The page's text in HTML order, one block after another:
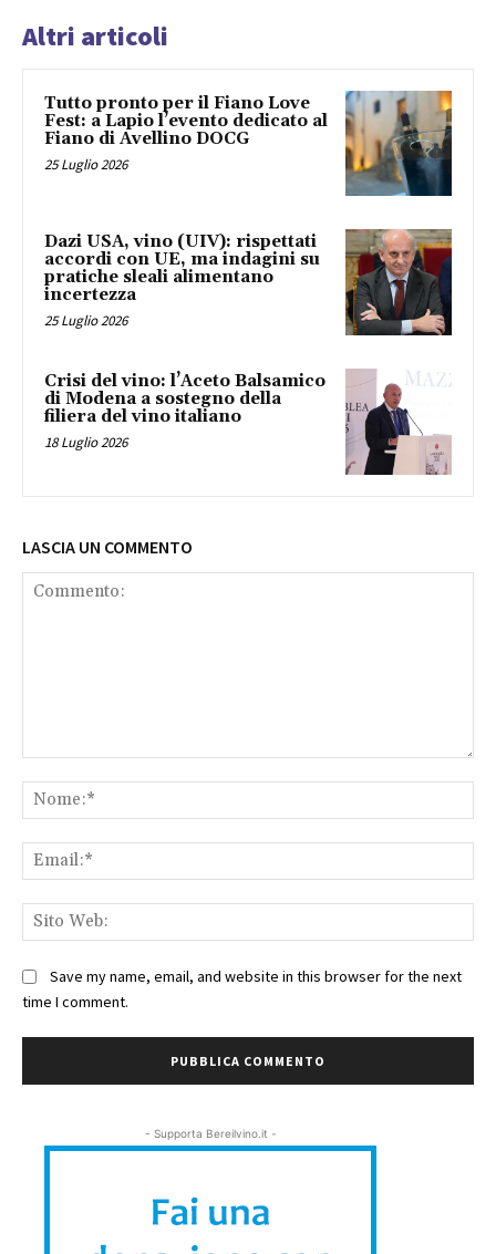
Altri articoli
Tutto pronto per il Fiano Love
Fest: a Lapio l’evento dedicato al
Fiano di Avellino DOCG
25 Luglio 2026
Dazi USA, vino (UIV): rispettati
accordi con UE, ma indagini su
pratiche sleali alimentano
incertezza
25 Luglio 2026
Crisi del vino: l’Aceto Balsamico
di Modena a sostegno della
filiera del vino italiano
18 Luglio 2026
LASCIA UN COMMENTO
Save my name, email, and website in this browser for the next
time I comment.
- Supporta Bereilvino.it -